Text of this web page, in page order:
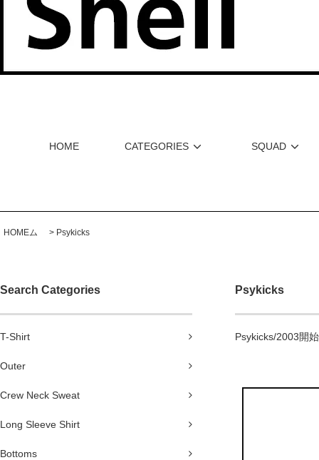
HOME CATEGORIES SQUAD
HOMEム > Psykicks
Search Categories
T-Shirt
Outer
Crew Neck Sweat
Long Sleeve Shirt
Bottoms
Psykicks
Psykicks/2003開